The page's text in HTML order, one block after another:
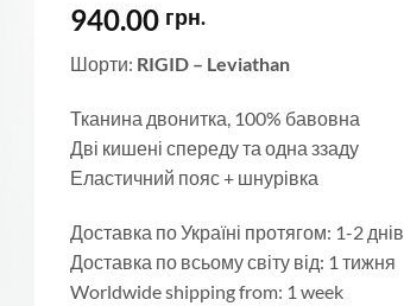
940.00 грн.
Шорти: RIGID – Leviathan
Тканина двонитка, 100% бавовна
Дві кишені спереду та одна ззаду
Еластичний пояс + шнурівка
Доставка по Україні протягом: 1-2 днів
Доставка по всьому світу від: 1 тижня
Worldwide shipping from: 1 week